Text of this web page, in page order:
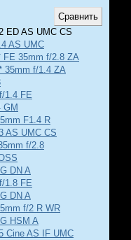
ED AS UMC CS
AS UMC
FE 35mm f/2.8 ZA
35mm f/1.4 ZA
1.4 FE
GM
F1.4 R
AS UMC CS
f/2.8
DN A
1.8 FE
DN A
f/2 R WR
HSM A
Cine AS IF UMC